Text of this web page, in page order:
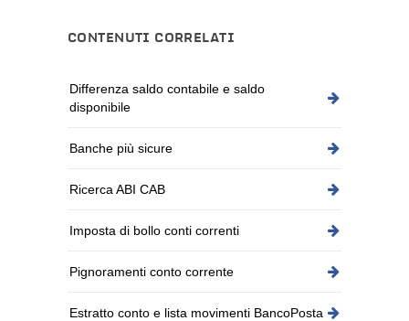
CONTENUTI CORRELATI
Differenza saldo contabile e saldo
disponibile
Banche più sicure
Ricerca ABI CAB
Imposta di bollo conti correnti
Pignoramenti conto corrente
Estratto conto e lista movimenti BancoPosta